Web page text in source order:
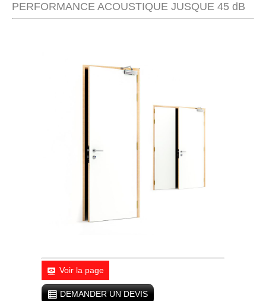
PERFORMANCE ACOUSTIQUE JUSQUE 45 dB
Voir la page
DEMANDER UN DEVIS